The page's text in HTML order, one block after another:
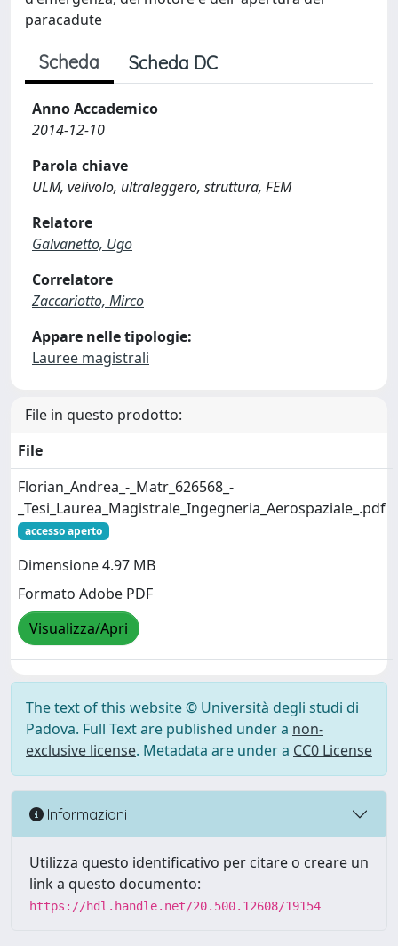
paracadute
Scheda Scheda DC
Anno Accademico
2014-12-10
Parola chiave
ULM, velivolo, ultraleggero, struttura, FEM
Relatore
Galvanetto, Ugo
Correlatore
Zaccariotto, Mirco
Appare nelle tipologie:
Lauree magistrali
File in questo prodotto:
File
Florian_Andrea_-_Matr_626568_-
_Tesi_Laurea_Magistrale_Ingegneria_Aerospaziale_.pdf
accesso aperto
Dimensione 4.97 MB
Formato Adobe PDF
Visualizza/Apri
The text of this website © Università degli studi di
Padova. Full Text are published under a non-
exclusive license. Metadata are under a CC0 License
Informazioni
Utilizza questo identificativo per citare o creare un
link a questo documento:
https://hdl.handle.net/20.500.12608/19154